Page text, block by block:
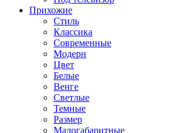
Прихожие
Стиль
Классика
Современные
Модерн
Цвет
Белые
Венге
Светлые
Темные
Размер
Малогабаритные